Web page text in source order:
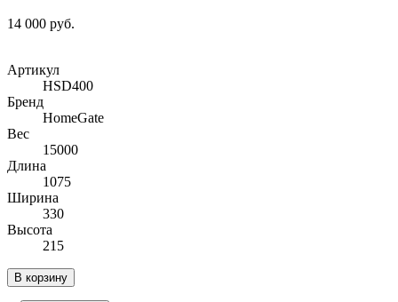
14 000 руб.
Артикул
HSD400
Бренд
HomeGate
Вес
15000
Длина
1075
Ширина
330
Высота
215
В корзину